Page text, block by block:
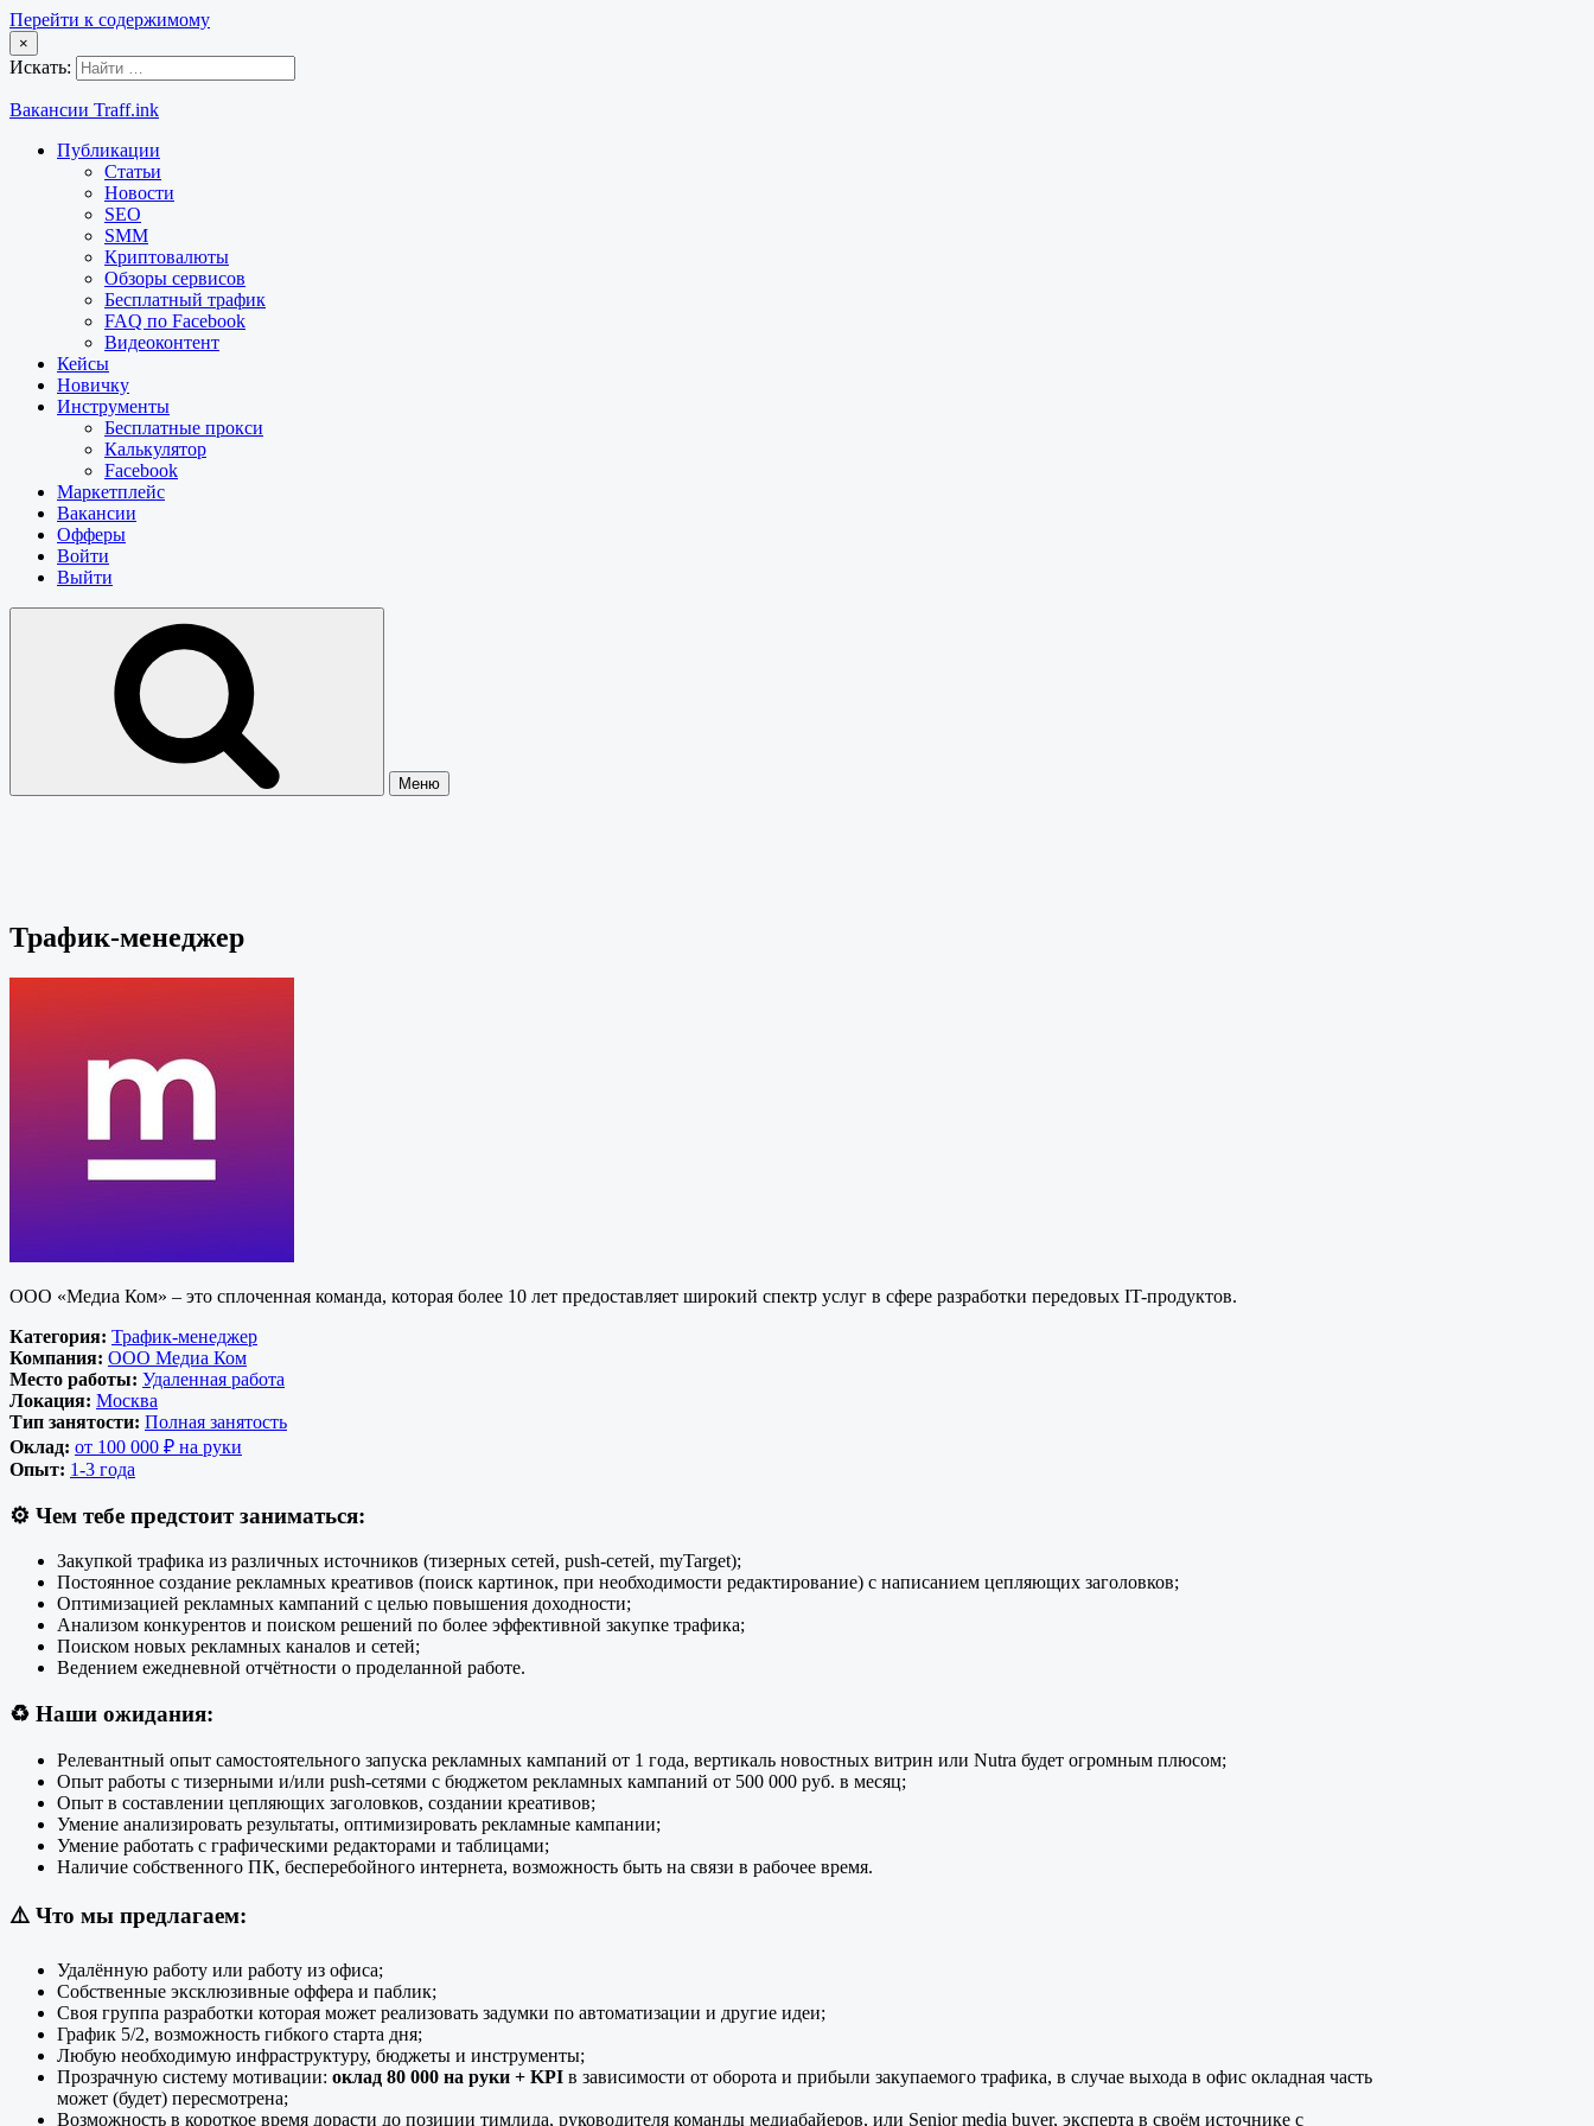
Перейти к содержимому
×
Искать:
Вакансии Traff.ink
Публикации
Статьи
Новости
SEO
SMM
Криптовалюты
Обзоры сервисов
Бесплатный трафик
FAQ по Facebook
Видеоконтент
Кейсы
Новичку
Инструменты
Бесплатные прокси
Калькулятор
Facebook
Маркетплейс
Вакансии
Офферы
Войти
Выйти
Меню
Трафик-менеджер
ООО «Медиа Ком» – это сплоченная команда, которая более 10 лет предоставляет широкий спектр услуг в сфере разработки передовых IT-продуктов.
Категория: Трафик-менеджер
Компания: ООО Медиа Ком
Место работы: Удаленная работа
Локация: Москва
Тип занятости: Полная занятость
Оклад: от 100 000 ₽ на руки
Опыт: 1-3 года
⚙️ Чем тебе предстоит заниматься:
Закупкой трафика из различных источников (тизерных сетей, push-сетей, myTarget);
Постоянное создание рекламных креативов (поиск картинок, при необходимости редактирование) с написанием цепляющих заголовков;
Оптимизацией рекламных кампаний с целью повышения доходности;
Анализом конкурентов и поиском решений по более эффективной закупке трафика;
Поиском новых рекламных каналов и сетей;
Ведением ежедневной отчётности о проделанной работе.
♻️ Наши ожидания:
Релевантный опыт самостоятельного запуска рекламных кампаний от 1 года, вертикаль новостных витрин или Nutra будет огромным плюсом;
Опыт работы с тизерными и/или push-сетями с бюджетом рекламных кампаний от 500 000 руб. в месяц;
Опыт в составлении цепляющих заголовков, создании креативов;
Умение анализировать результаты, оптимизировать рекламные кампании;
Умение работать с графическими редакторами и таблицами;
Наличие собственного ПК, бесперебойного интернета, возможность быть на связи в рабочее время.
⚠️ Что мы предлагаем:
Удалённую работу или работу из офиса;
Собственные эксклюзивные оффера и паблик;
Своя группа разработки которая может реализовать задумки по автоматизации и другие идеи;
График 5/2, возможность гибкого старта дня;
Любую необходимую инфраструктуру, бюджеты и инструменты;
Прозрачную систему мотивации: оклад 80 000 на руки + KPI в зависимости от оборота и прибыли закупаемого трафика, в случае выхода в офис окладная часть
может (будет) пересмотрена;
Возможность в короткое время дорасти до позиции тимлида, руководителя команды медиабайеров, или Senior media buyer, эксперта в своём источнике с